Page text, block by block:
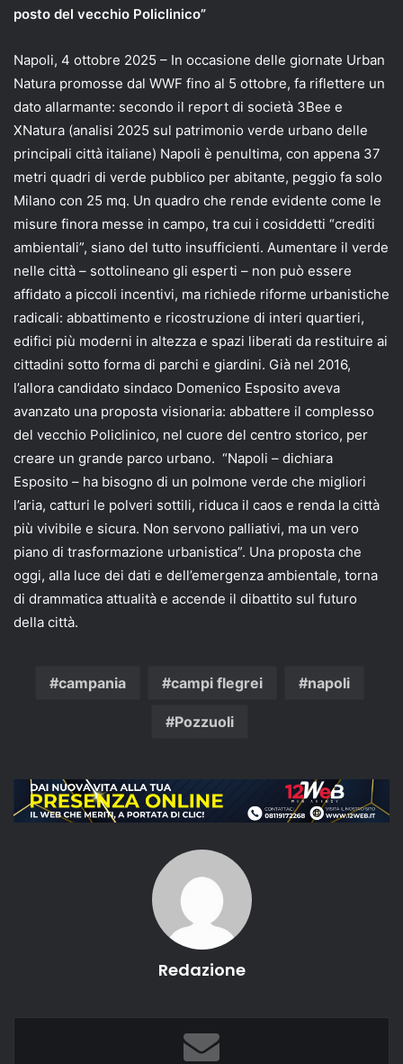
posto del vecchio Policlinico”
Napoli, 4 ottobre 2025 – In occasione delle giornate Urban
Natura promosse dal WWF fino al 5 ottobre, fa riflettere un
dato allarmante: secondo il report di società 3Bee e
XNatura (analisi 2025 sul patrimonio verde urbano delle
principali città italiane) Napoli è penultima, con appena 37
metri quadri di verde pubblico per abitante, peggio fa solo
Milano con 25 mq. Un quadro che rende evidente come le
misure finora messe in campo, tra cui i cosiddetti “crediti
ambientali”, siano del tutto insufficienti. Aumentare il verde
nelle città – sottolineano gli esperti – non può essere
affidato a piccoli incentivi, ma richiede riforme urbanistiche
radicali: abbattimento e ricostruzione di interi quartieri,
edifici più moderni in altezza e spazi liberati da restituire ai
cittadini sotto forma di parchi e giardini. Già nel 2016,
l’allora candidato sindaco Domenico Esposito aveva
avanzato una proposta visionaria: abbattere il complesso
del vecchio Policlinico, nel cuore del centro storico, per
creare un grande parco urbano. “Napoli – dichiara
Esposito – ha bisogno di un polmone verde che migliori
l’aria, catturi le polveri sottili, riduca il caos e renda la città
più vivibile e sicura. Non servono palliativi, ma un vero
piano di trasformazione urbanistica”. Una proposta che
oggi, alla luce dei dati e dell’emergenza ambientale, torna
di drammatica attualità e accende il dibattito sul futuro
della città.
campania campi flegrei napoli
Pozzuoli
Redazione